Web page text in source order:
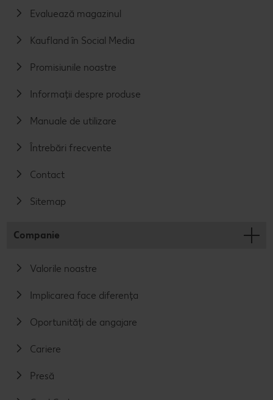
Evaluează magazinul
Kaufland în Social Media
Promisiunile noastre
Informații despre produse
Manuale de utilizare
Întrebări frecvente
Contact
Sitemap
Companie
Valorile noastre
Implicarea face diferența
Oportunități de angajare
Cariere
Presă